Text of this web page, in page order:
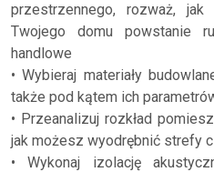
przestrzennego, rozważ,
Twojego domu powstanie
handlowe
• Wybieraj materiały
także pod kątem ich
• Przeanalizuj rozkład
jak możesz wyodrębnić strefy
• Wykonaj izolację